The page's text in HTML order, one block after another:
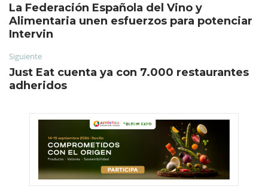
La Federación Española del Vino y
Alimentaria unen esfuerzos para potenciar
Intervin
Siguiente
Just Eat cuenta ya con 7.000 restaurantes
adheridos